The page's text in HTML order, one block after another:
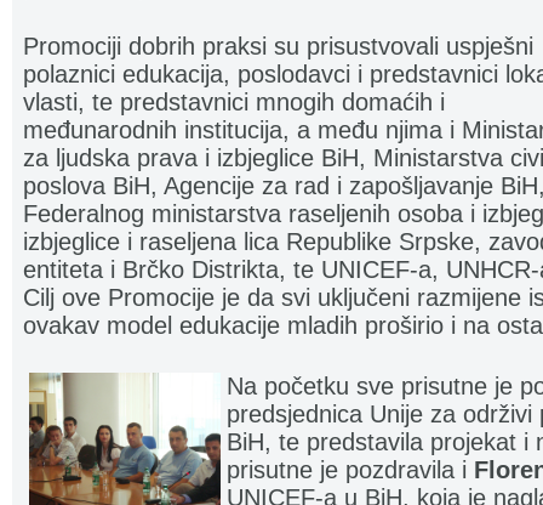
Promociji dobrih praksi su prisustvovali uspješni
polaznici edukacija, poslodavci i predstavnici
vlasti, te predstavnici mnogih domaćih i
međunarodnih institucija, a među njima i
za ljudska prava i izbjeglice BiH, Ministarstva
poslova BiH, Agencije za rad i zapošljavanje
Federalnog ministarstva raseljenih osoba i
izbjeglice i raseljena lica Republike Srpske,
entiteta i Brčko Distrikta, te UNICEF-a,
Cilj ove Promocije je da svi uključeni razmijene
ovakav model edukacije mladih proširio i na
Na početku sve prisutne je
predsjednica Unije za
BiH, te predstavila projekat i
prisutne je pozdravila i
UNICEF-a u BiH, koja je